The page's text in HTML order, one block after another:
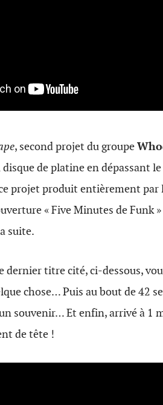
, second projet du groupe
de platine en dépassant
projet produit entièrement
« Five Minutes de Funk
suite.
dernier titre cité, ci-dessous,
chose… Puis au bout de 42
souvenir… Et enfin, arrivé à 1
de tête !